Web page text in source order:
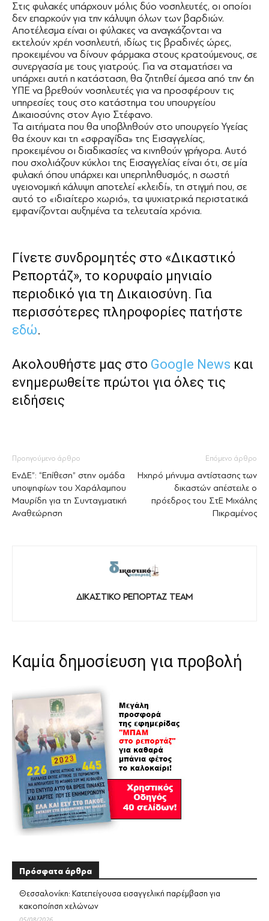
Στις φυλακές υπάρχουν μόλις δύο νοσηλευτές, οι οποίοι
δεν επαρκούν για την κάλυψη όλων των βαρδιών.
Αποτέλεσμα είναι οι φύλακες να αναγκάζονται να
εκτελούν χρέη νοσηλευτή, ιδίως τις βραδινές ώρες,
προκειμένου να δίνουν φάρμακα στους κρατούμενους, σε
συνεργασία με τους γιατρούς. Για να σταματήσει να
υπάρχει αυτή η κατάσταση, θα ζητηθεί άμεσα από την 6η
ΥΠΕ να βρεθούν νοσηλευτές για να προσφέρουν τις
υπηρεσίες τους στο κατάστημα του υπουργείου
Δικαιοσύνης στον Aγιο Στέφανο.
Τα αιτήματα που θα υποβληθούν στο υπουργείο Υγείας
θα έχουν και τη «σφραγίδα» της Εισαγγελίας,
προκειμένου οι διαδικασίες να κινηθούν γρήγορα. Αυτό
που σχολιάζουν κύκλοι της Εισαγγελίας είναι ότι, σε μία
φυλακή όπου υπάρχει και υπερπληθυσμός, η σωστή
υγειονομική κάλυψη αποτελεί «κλειδί», τη στιγμή που, σε
αυτό το «ιδιαίτερο χωριό», τα ψυχιατρικά περιστατικά
εμφανίζονται αυξημένα τα τελευταία χρόνια.
Γίνετε συνδρομητές στο «Δικαστικό
Ρεπορτάζ», το κορυφαίο μηνιαίο
περιοδικό για τη Δικαιοσύνη. Για
περισσότερες πληροφορίες πατήστε
εδώ.
Ακολουθήστε μας στο Google News και
ενημερωθείτε πρώτοι για όλες τις
ειδήσεις
Προηγούμενο άρθρο
ΕνΔΕ”: “Επίθεση” στην ομάδα
υποψηφίων του Χαράλαμπου
Μαυρίδη για τη Συνταγματική
Αναθεώρηση
Επόμενο άρθρο
Ηχηρό μήνυμα αντίστασης των
δικαστών απέστειλε ο
πρόεδρος του ΣτΕ Μιχάλης
Πικραμένος
ΔΙΚΑΣΤΙΚΟ ΡΕΠΟΡΤΑΖ TEAM
Καμία δημοσίευση για προβολή
Πρόσφατα άρθρα
Θεσσαλονίκη: Κατεπείγουσα εισαγγελική παρέμβαση για
κακοποίηση χελώνων